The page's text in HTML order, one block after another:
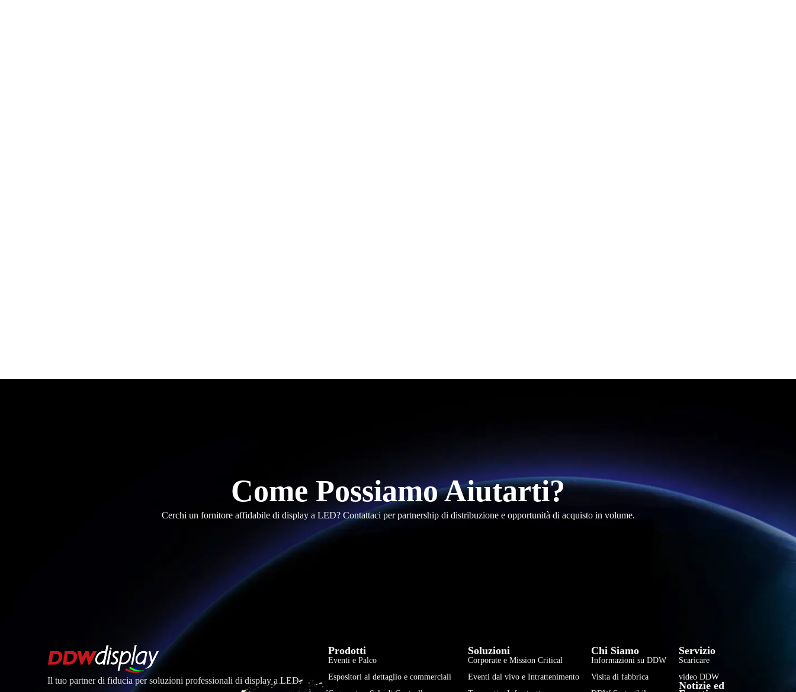
Come Possiamo Aiutarti?
Cerchi un fornitore affidabile di display a LED? Contattaci per partnership di distribuzione e opportunità di acquisto in volume.
Il tuo partner di fiducia per soluzioni professionali di display a LED.
Prodotti
Eventi e Palco
Espositori al dettaglio e commerciali
Soluzioni
Corporate e Mission Critical
Eventi dal vivo e Intrattenimento
Chi Siamo
Informazioni su DDW
Visita di fabbrica
Servizio
Scaricare
video DDW
Notizie ed
한국어
Bahasa Indonesia